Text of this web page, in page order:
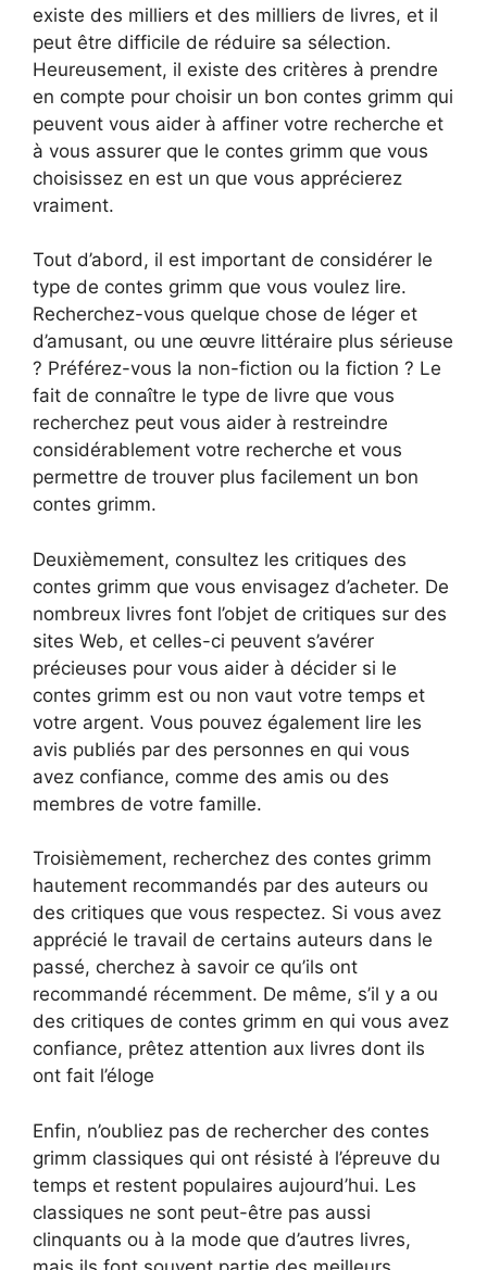
existe des milliers et des milliers de livres, et il
peut être difficile de réduire sa sélection.
Heureusement, il existe des critères à prendre
en compte pour choisir un bon contes grimm qui
peuvent vous aider à affiner votre recherche et
à vous assurer que le contes grimm que vous
choisissez en est un que vous apprécierez
vraiment.
Tout d’abord, il est important de considérer le
type de contes grimm que vous voulez lire.
Recherchez-vous quelque chose de léger et
d’amusant, ou une œuvre littéraire plus sérieuse
? Préférez-vous la non-fiction ou la fiction ? Le
fait de connaître le type de livre que vous
recherchez peut vous aider à restreindre
considérablement votre recherche et vous
permettre de trouver plus facilement un bon
contes grimm.
Deuxièmement, consultez les critiques des
contes grimm que vous envisagez d’acheter. De
nombreux livres font l’objet de critiques sur des
sites Web, et celles-ci peuvent s’avérer
précieuses pour vous aider à décider si le
contes grimm est ou non vaut votre temps et
votre argent. Vous pouvez également lire les
avis publiés par des personnes en qui vous
avez confiance, comme des amis ou des
membres de votre famille.
Troisièmement, recherchez des contes grimm
hautement recommandés par des auteurs ou
des critiques que vous respectez. Si vous avez
apprécié le travail de certains auteurs dans le
passé, cherchez à savoir ce qu’ils ont
recommandé récemment. De même, s’il y a ou
des critiques de contes grimm en qui vous avez
confiance, prêtez attention aux livres dont ils
ont fait l’éloge
Enfin, n’oubliez pas de rechercher des contes
grimm classiques qui ont résisté à l’épreuve du
temps et restent populaires aujourd’hui. Les
classiques ne sont peut-être pas aussi
clinquants ou à la mode que d’autres livres,